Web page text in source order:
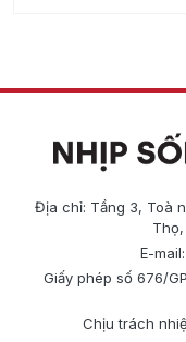
Địa chỉ: Tầng 3, Toà
Thọ,
E-
Giấy phép số 676/
Chịu trách